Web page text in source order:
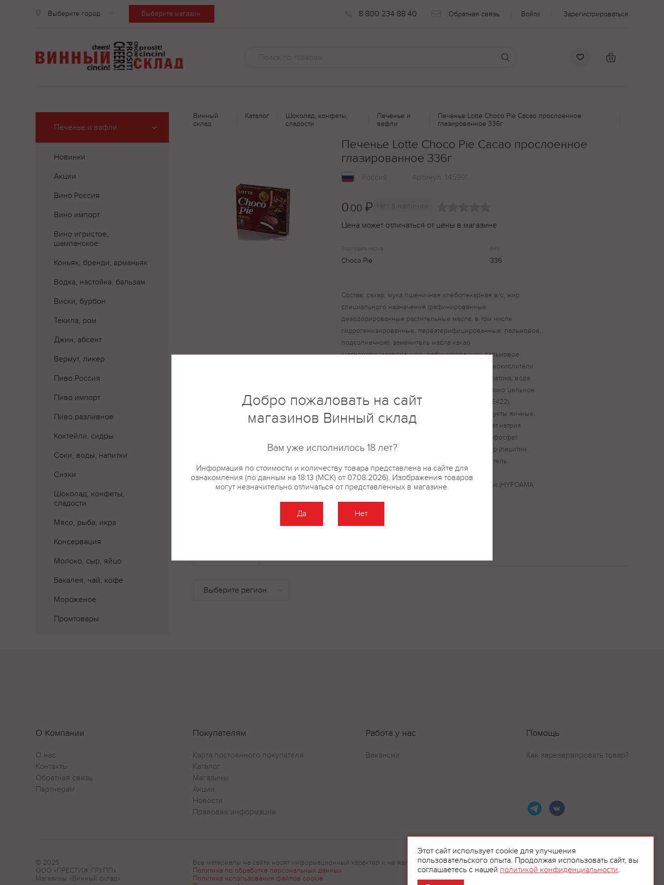
Выберите город Выберите магазин 8 800 234 88 40 Обратная связь Войти Зарегистрироваться
Печенье и вафли
Новинки
Акции
Вино Россия
Вино импорт
Вино игристое,
шампанское
Коньяк, бренди, арманьяк
Водка, настойка, бальзам
Виски, бурбон
Текила, ром
Джин, абсент
Вермут, ликер
Пиво Россия
Пиво импорт
Пиво разливное
Коктейли, сидры
Соки, воды, напитки
Снэки
Шоколад, конфеты,
сладости
Мясо, рыба, икра
Консервация
Молоко, сыр, яйцо
Бакалея, чай, кофе
Мороженое
Промтовары
Винный
склад
Каталог
Шоколад, конфеты,
сладости
Печенье и
вафли
Печенье Lotte Choco Pie Cacao прослоенное
глазированное 336г
Печенье Lotte Choco Pie Cacao прослоенное
глазированное 336г
Россия Артикул: 145991
0.00 ₽ Нет в наличии
Цена может отличаться от цены в магазине
Торговая марка
Choco Pie
Вес
336
Состав: сахар, мука пшеничная хлебопекарная в/с, жир
специального назначения (рафинированные
дезодорированные растительные масла, в том числе
гидрогенизированные, переэтерифицированные: пальмовое,
подсолнечное), заменитель масла какао
(негидрогенизированное, рафинированное пальмовое
масло), эмульгатор (лецитин соевый (E322)), антиокислители
(E319, лимонная кислота), масло растительное, патока, вода
питьевая, какао-порошок алкализованный, молоко цельное
сухое, влагоудерживающие агенты (глицерин (E422),
сорбитовый сироп (Е420(II))), какао тертое, продукты яичные,
глюкоза, желатин, разрыхлители (гидрокарбонат натрия
(E500(ii)),гидрокарбонат аммония (Е503(ii)), орто-фосфат
кальция 1-замещенный (E341(i))), соль, эмульгатор (лецитин
соевый (E322)), ароматизатор (ванилин), загуститель
(ксантановая камедь (E415)), пенообразователь
(гидролизованный растительный (соевый) белок (HYFOAMA
Оставить отзыв
О Компании
О нас
Контакты
Обратная связь
Партнерам
Покупателям
Карта постоянного покупателя
Каталог
Магазины
Акции
Новости
Правовая информация
Работа у нас
Вакансии
Помощь
Как зарезервировать товар?
© 2025
ООО «ПРЕСТИЖ ГРУПП»
Магазины «Винный склад»
Все материалы на сайте носят информационный характер и не являются рекламой.
Политика по обработке персональных данных
Политика использования файлов cookie
Этот сайт использует cookie для улучшения
пользовательского опыта. Продолжая использовать сайт, вы
соглашаетесь с нашей политикой конфиденциальности.
Добро пожаловать на сайт
магазинов Винный склад
Вам уже исполнилось 18 лет?
Информация по стоимости и количеству товара представлена на сайте для
ознакомления (по данным на 18:13 (МСК) от 07.08.2026). Изображения товаров
могут незначительно отличаться от представленных в магазине.
Да Нет